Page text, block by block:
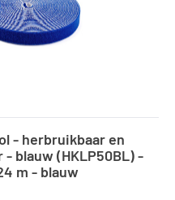
- herbruikbaar en
blauw (HKLP50BL) -
m - blauw